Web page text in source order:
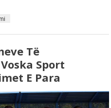
Të
Sport
E Para